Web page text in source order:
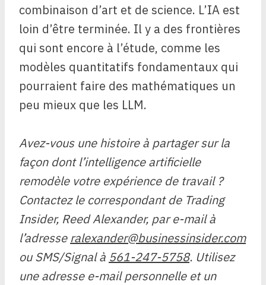
combinaison d’art et de science. L’IA est
loin d’être terminée. Il y a des frontières
qui sont encore à l’étude, comme les
modèles quantitatifs fondamentaux qui
pourraient faire des mathématiques un
peu mieux que les LLM.
Avez-vous une histoire à partager sur la
façon dont l’intelligence artificielle
remodèle votre expérience de travail ?
Contactez le correspondant de Trading
Insider, Reed Alexander, par e-mail à
l’adresseralexander@businessinsider.com
ou SMS/Signal à 561-247-5758. Utilisez
une adresse e-mail personnelle et un